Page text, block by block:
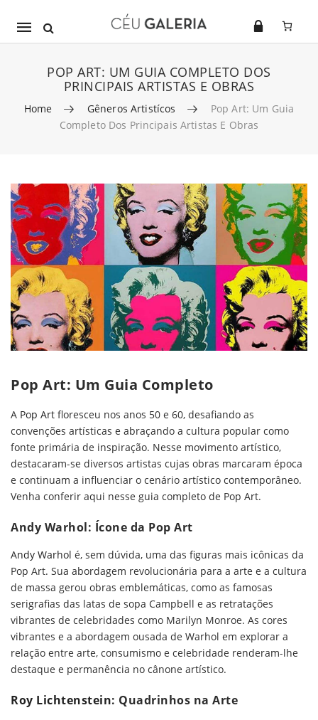
Mobile
POP ART: UM GUIA COMPLETO DOS
PRINCIPAIS ARTISTAS E OBRAS
Home Gêneros Artistícos
Pop Art: Um Guia
Completo Dos Principais Artistas E Obras
Skip to content
Pop Art: Um Guia Completo
A Pop Art floresceu nos anos 50 e 60, desafiando as
convenções artísticas e abraçando a cultura popular como
fonte primária de inspiração. Nesse movimento artístico,
destacaram-se diversos artistas cujas obras marcaram época
e continuam a influenciar o cenário artístico contemporâneo.
Venha conferir aqui nesse guia completo de Pop Art.
Andy Warhol: Ícone da Pop Art
Andy Warhol é, sem dúvida, uma das figuras mais icônicas da
Pop Art. Sua abordagem revolucionária para a arte e a cultura
de massa gerou obras emblemáticas, como as famosas
serigrafias das latas de sopa Campbell e as retratações
vibrantes de celebridades como Marilyn Monroe. As cores
vibrantes e a abordagem ousada de Warhol em explorar a
relação entre arte, consumismo e celebridade renderam-lhe
destaque e permanência no cânone artístico.
Roy Lichtenstein: Quadrinhos na Arte